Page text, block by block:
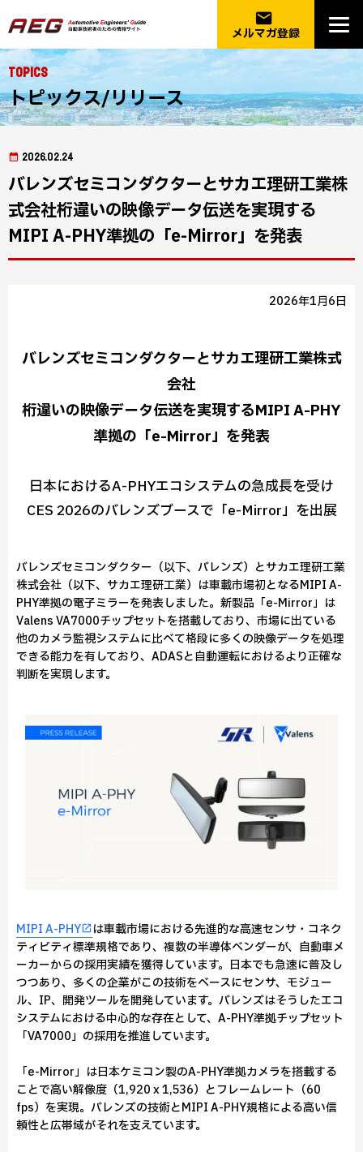
email
メルマガ登録
Topics
トピックス/リリース
2026.02.24
バレンズセミコンダクターとサカエ理研工業株
式会社桁違いの映像データ伝送を実現する
MIPI A-PHY準拠の「e-Mirror」を発表
2026年1月6日
バレンズセミコンダクターとサカエ理研工業株式
会社
桁違いの映像データ伝送を実現するMIPI A-PHY
準拠の「e-Mirror」を発表
日本におけるA-PHYエコシステムの急成長を受け
CES 2026のバレンズブースで「e-Mirror」を出展
バレンズセミコンダクター（以下、バレンズ）とサカエ理研工業
株式会社（以下、サカエ理研工業）は車載市場初となるMIPI A-
PHY準拠の電子ミラーを発表しました。新製品「e-Mirror」は
Valens VA7000チップセットを搭載しており、市場に出ている
他のカメラ監視システムに比べて格段に多くの映像データを処理
できる能力を有しており、ADASと自動運転におけるより正確な
判断を実現します。
MIPI A-PHY
は車載市場における先進的な高速センサ・コネク
ティビティ標準規格であり、複数の半導体ベンダーが、自動車メ
ーカーからの採用実績を獲得しています。日本でも急速に普及し
つつあり、多くの企業がこの技術をベースにセンサ、モジュー
ル、IP、開発ツールを開発しています。バレンズはそうしたエコ
システムにおける中心的な存在として、A-PHY準拠チップセット
「VA7000」の採用を推進しています。
「e-Mirror」は日本ケミコン製のA-PHY準拠カメラを搭載する
ことで高い解像度（1,920 x 1,536）とフレームレート（60
fps）を実現。バレンズの技術とMIPI A-PHY規格による高い信
頼性と広帯域がそれを支えています。